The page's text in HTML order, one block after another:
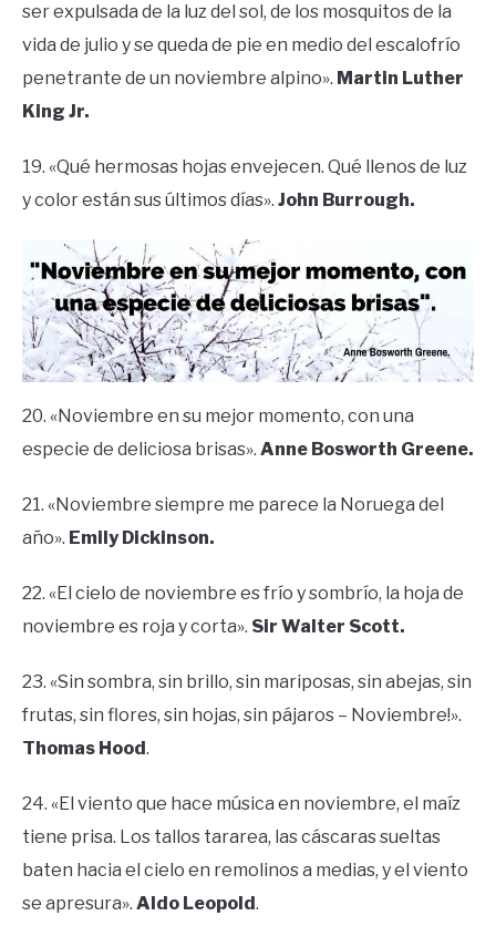
ser expulsada de la luz del sol, de los mosquitos de la
vida de julio y se queda de pie en medio del escalofrío
penetrante de un noviembre alpino». Martin Luther
King Jr.
19. «Qué hermosas hojas envejecen. Qué llenos de luz
y color están sus últimos días». John Burrough.
20. «Noviembre en su mejor momento, con una
especie de deliciosa brisas». Anne Bosworth Greene.
21. «Noviembre siempre me parece la Noruega del
año». Emily Dickinson.
22. «El cielo de noviembre es frío y sombrío, la hoja de
noviembre es roja y corta». Sir Walter Scott.
23. «Sin sombra, sin brillo, sin mariposas, sin abejas, sin
frutas, sin flores, sin hojas, sin pájaros – Noviembre!».
Thomas Hood .
24. «El viento que hace música en noviembre, el maíz
tiene prisa. Los tallos tararea, las cáscaras sueltas
baten hacia el cielo en remolinos a medias, y el viento
se apresura». Aldo Leopold .